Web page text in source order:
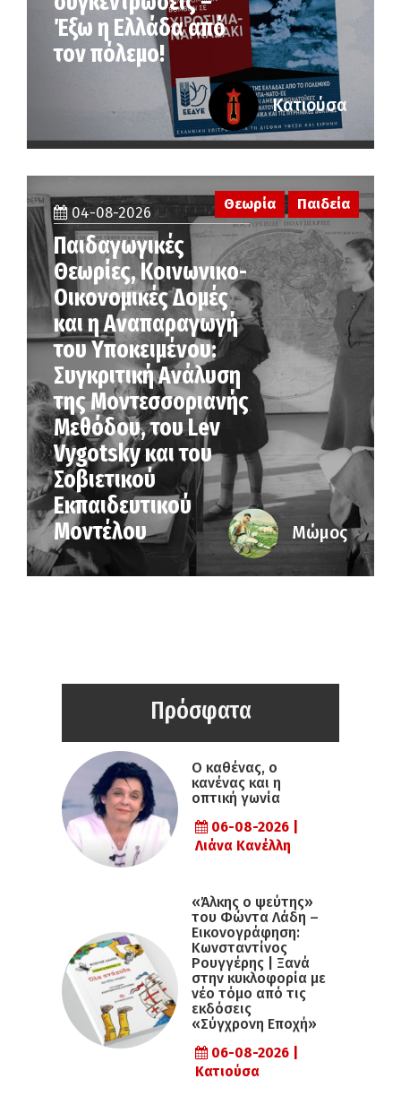
Έξω η Ελλάδα από
τον πόλεμο!
Κατιούσα
04-08-2026
Παιδαγωγικές
Θεωρίες, Κοινωνικο-
Οικονομικές Δομές
και η Αναπαραγωγή
του Υποκειμένου:
Συγκριτική Ανάλυση
της Μοντεσσοριανής
Μεθόδου, του Lev
Vygotsky και του
Σοβιετικού
Εκπαιδευτικού
Μοντέλου
Θεωρία Παιδεία
Μώμος
Πρόσφατα
Ο καθένας, ο
κανένας και η
οπτική γωνία
06-08-2026 |
Λιάνα Κανέλλη
«Άλκης ο ψεύτης»
του Φώντα Λάδη –
Εικονογράφηση:
Κωνσταντίνος
Ρουγγέρης | Ξανά
στην κυκλοφορία με
νέο τόμο από τις
εκδόσεις
«Σύγχρονη Εποχή»
06-08-2026 |
Κατιούσα